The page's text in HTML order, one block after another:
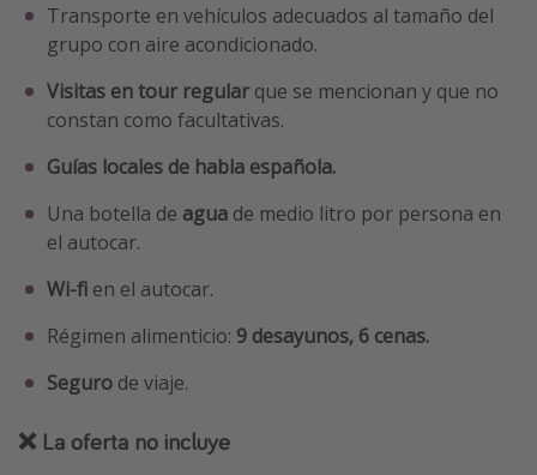
Transporte en vehículos adecuados al tamaño del
grupo con aire acondicionado.
Visitas en tour regular que se mencionan y que no
constan como facultativas.
Guías locales de habla española.
Una botella de agua de medio litro por persona en
el autocar.
Wi-fi en el autocar.
Régimen alimenticio: 9 desayunos, 6 cenas.
Seguro de viaje.
❌ La oferta no incluye